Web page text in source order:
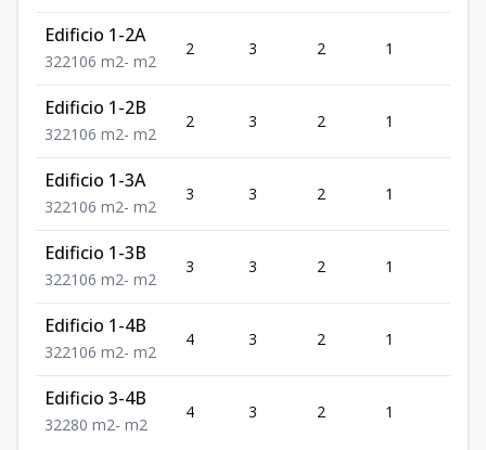
Edificio 1-2A
322106 m2- m2
2 3 2 1
Edificio 1-2B
322106 m2- m2
2 3 2 1
Edificio 1-3A
322106 m2- m2
3 3 2 1
Edificio 1-3B
322106 m2- m2
3 3 2 1
Edificio 1-4B
322106 m2- m2
4 3 2 1
Edificio 3-4B
32280 m2- m2
4 3 2 1